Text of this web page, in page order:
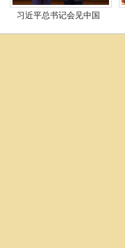
习近平总书记会见中国